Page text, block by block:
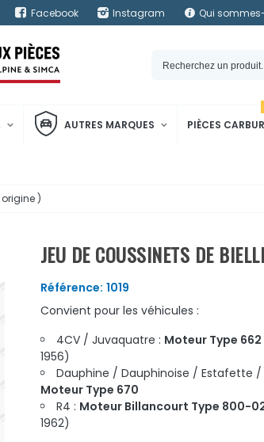
Facebook Instagram Qui
AUTRES MARQUES PIÈCES
)
JEU DE COUSSINETS DE
Référence: 1019
Convient pour les véhicules :
4CV / Juvaquatre : Moteur Type 662
1956)
Dauphine / Dauphinoise / Estafette /
Moteur Type 670
R4 : Moteur Billancourt Type 800-
1962)